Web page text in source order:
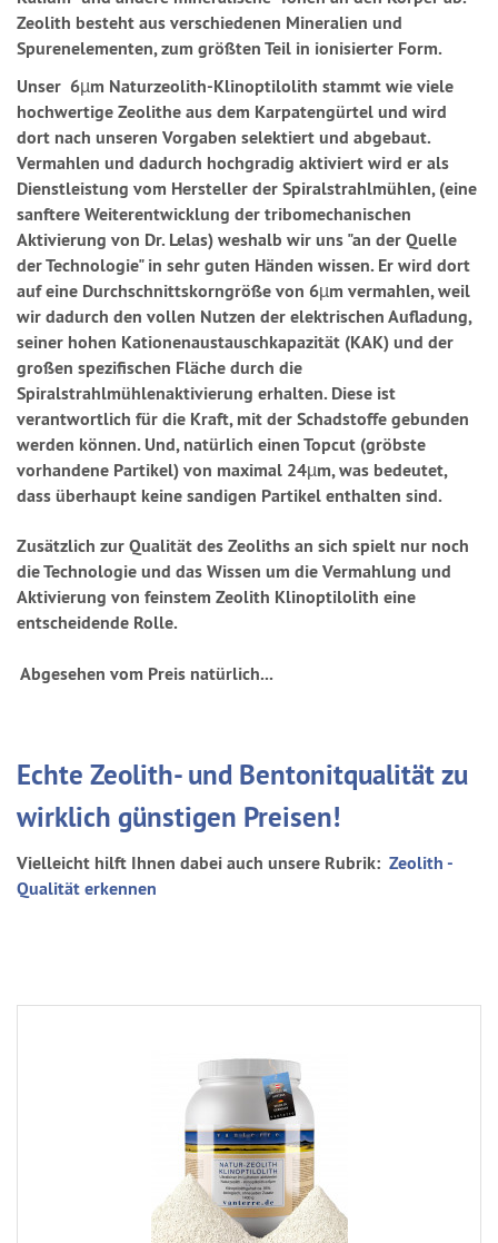
Zeolith besteht aus verschiedenen Mineralien und
Spurenelementen, zum größten Teil in ionisierter Form.
Unser 6µm Naturzeolith-Klinoptilolith stammt wie viele
hochwertige Zeolithe aus dem Karpatengürtel und wird
dort nach unseren Vorgaben selektiert und abgebaut.
Vermahlen und dadurch hochgradig aktiviert wird er als
Dienstleistung vom Hersteller der Spiralstrahlmühlen, (eine
sanftere Weiterentwicklung der tribomechanischen
Aktivierung von Dr. Lelas) weshalb wir uns "an der Quelle
der Technologie" in sehr guten Händen wissen. Er wird dort
auf eine Durchschnittskorngröße von 6µm vermahlen, weil
wir dadurch den vollen Nutzen der elektrischen Aufladung,
seiner hohen Kationenaustauschkapazität (KAK) und der
großen spezifischen Fläche durch die
Spiralstrahlmühlenaktivierung erhalten. Diese ist
verantwortlich für die Kraft, mit der Schadstoffe gebunden
werden können. Und, natürlich einen Topcut (gröbste
vorhandene Partikel) von maximal 24µm, was bedeutet,
dass überhaupt keine sandigen Partikel enthalten sind.
Zusätzlich zur Qualität des Zeoliths an sich spielt nur noch
die Technologie und das Wissen um die Vermahlung und
Aktivierung von feinstem Zeolith Klinoptilolith eine
entscheidende Rolle.
Abgesehen vom Preis natürlich...
Echte Zeolith- und Bentonitqualität zu
wirklich günstigen Preisen!
Vielleicht hilft Ihnen dabei auch unsere Rubrik: Zeolith -
Qualität erkennen